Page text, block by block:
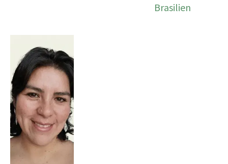
Brasilien